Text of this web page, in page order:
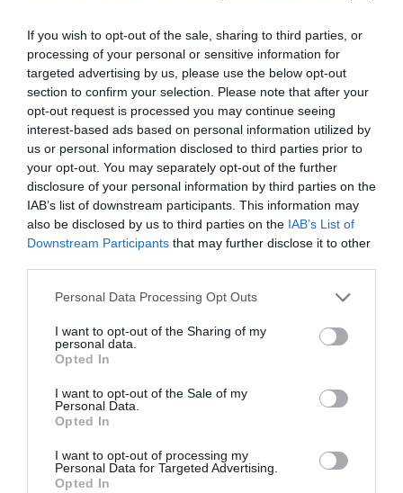
If you wish to opt-out of the sale, sharing to third parties, or
processing of your personal or sensitive information for
targeted advertising by us, please use the below opt-out
section to confirm your selection. Please note that after your
opt-out request is processed you may continue seeing
interest-based ads based on personal information utilized by
us or personal information disclosed to third parties prior to
your opt-out. You may separately opt-out of the further
disclosure of your personal information by third parties on the
IAB’s list of downstream participants. This information may
also be disclosed by us to third parties on the IAB’s List of
Downstream Participants that may further disclose it to other
Please note that this website/app uses one or more Google
not limited to your visit or usage behaviour. You may click to
grant or deny consent to Google and its third-party tags to
use your data for below specified purposes in below Google
consent section.
Personal Data Processing Opt Outs
I want to opt-out of the Sharing of my
personal data.
Opted In
I want to opt-out of the Sale of my
Personal Data.
Opted In
I want to opt-out of processing my
Personal Data for Targeted Advertising.
Opted In
οποιασδήποτε μορφής ανεμοπροστασίας (και
ηλιοπροστασίας) από την βόρεια πλευρά – την
εφαπτόμενη με την αμμουδιά – θα προκαλεί
προβλήματα μεταφοράς της άμμου με τους
ανέμους και επικάθισης στο δάπεδο της
πλατεία ενώ θα κάνει και ενοχλητική την
παραμονή ανθρώπων σε αυτή. Μια
δενδροστοιχία από την μεριά αυτή μαζί με ένα
χαμηλό τοιχείο (όχι τόσο ψηλό όσο το
υπάρχον) θα ήταν η ενδεδειγμένη λύση,
εξασφαλίζοντας και καλύτερες συνθήκες
παραμονής στον επισκέπτη . Ακόμη και μια
αυτής θα ήταν βιοκλιματικά πιο σωστή και
των επισκεπτών. Τέλος ως μια ακόμη
των περγκολών θα πρότεινα να ενταχθούν